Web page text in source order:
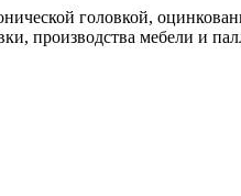
головкой,
производства мебели и